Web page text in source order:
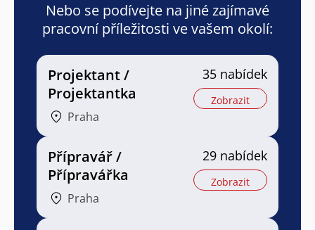
Nebo se podívejte na jiné zajímavé
pracovní příležitosti ve vašem okolí:
Projektant /
Projektantka
Praha
35 nabídek
Zobrazit
Přípravář /
Přípravářka
Praha
29 nabídek
Zobrazit